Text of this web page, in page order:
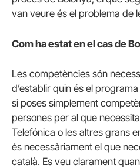
van veure és el problema de
Com ha estat en el cas de
Les competències són
d’establir quin és el
si poses simplement
persones per al que
Telefónica o les altres grans
és necessàriament el que
català. Es veu clarament